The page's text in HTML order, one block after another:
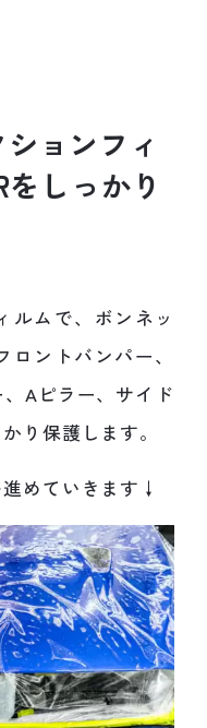
シ ョ ン フ ィ
を し っか り
ルムで、ボンネッ
ロントバンパー、
Aピラー、サイド
り保護します。
めていきます↓